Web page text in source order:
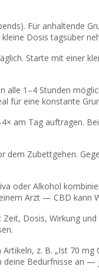
Für anhaltende
Dosis tagsüber
Starte mit einer
alle 1–4 Stunden
für eine konstante
am Tag auftragen.
dem Zubettgehen.
oder Alkohol
Arzt — CBD kann
Dosis, Wirkung
z. B. „Ist 70 mg
deine Bedürfnisse an